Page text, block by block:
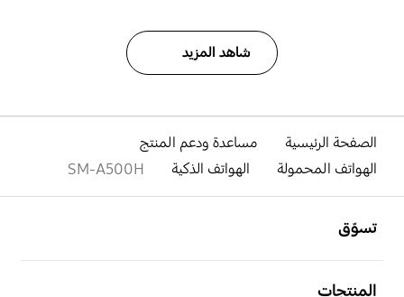
شاهد المزيد
الصفحة الرئيسية
مساعدة ودعم المنتج
الهواتف المحمولة
الهواتف الذكية SM-A500H
تسوّق
المنتجات